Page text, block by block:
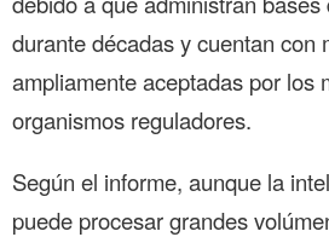
durante décadas y cuentan con
ampliamente aceptadas por los
organismos reguladores.
Según el informe, aunque la
puede procesar grandes